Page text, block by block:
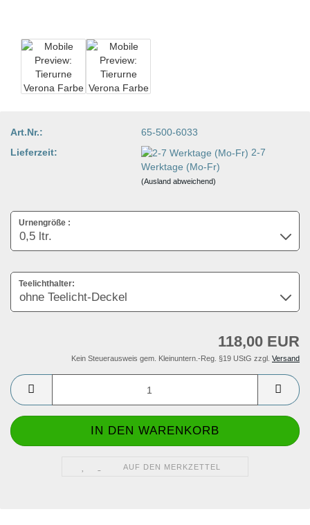
Art.Nr.:
65-500-6033
Lieferzeit:
2-7
Werktage (Mo-Fr)
(Ausland abweichend)
Urnengröße :
Teelichthalter:
118,00 EUR
Kein Steuerausweis gem. Kleinuntern.-Reg. §19 UStG zzgl. Versand
AUF DEN MERKZETTEL